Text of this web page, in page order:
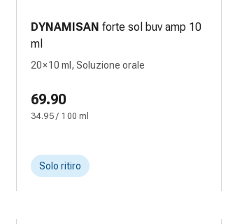
DYNAMISAN forte sol buv amp 10
ml
20 × 10 ml, Soluzione orale
69.90
34.95 / 100 ml
Solo ritiro